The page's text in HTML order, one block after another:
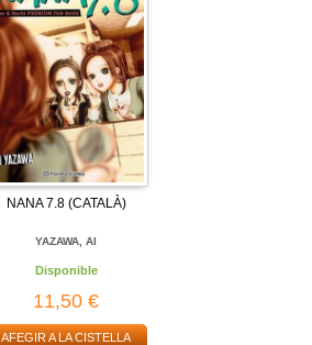
NANA 7.8 (CATALÀ)
YAZAWA, AI
Disponible
11,50 €
AFEGIR A LA CISTELLA